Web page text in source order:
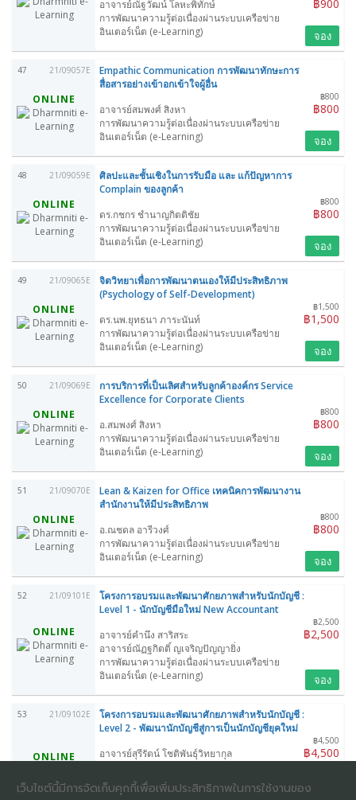
฿900
อาจารย์ณัฐวัฒน์ โลหะพิทักษ์
การพัฒนาความรู้ต่อเนื่องผ่านระบบเครือข่าย
อินเตอร์เน็ต (e-Learning)
จอง
47 21/09057E
ONLINE
Empathic Communication การพัฒนาทักษะการ
สื่อสารอย่างเข้าอกเข้าใจผู้อื่น
฿800
฿800
อาจารย์สมพงศ์ สิงหา
การพัฒนาความรู้ต่อเนื่องผ่านระบบเครือข่าย
อินเตอร์เน็ต (e-Learning)
จอง
48 21/09059E
ONLINE
ศิลปะและชั้นเชิงในการรับมือ และ แก้ปัญหาการ
Complain ของลูกค้า
฿800
฿800
ดร.กชกร ชำนาญกิตติชัย
การพัฒนาความรู้ต่อเนื่องผ่านระบบเครือข่าย
อินเตอร์เน็ต (e-Learning)
จอง
49 21/09065E
ONLINE
จิตวิทยาเพื่อการพัฒนาตนเองให้มีประสิทธิภาพ
(Psychology of Self-Development)
฿1,500
฿1,500
ดร.นพ.ยุทธนา ภาระนันท์
การพัฒนาความรู้ต่อเนื่องผ่านระบบเครือข่าย
อินเตอร์เน็ต (e-Learning)
จอง
50 21/09069E
ONLINE
การบริการที่เป็นเลิศสำหรับลูกค้าองค์กร Service
Excellence for Corporate Clients
฿800
฿800
อ.สมพงศ์ สิงหา
การพัฒนาความรู้ต่อเนื่องผ่านระบบเครือข่าย
อินเตอร์เน็ต (e-Learning)
จอง
51 21/09070E
ONLINE
Lean & Kaizen for Office เทคนิคการพัฒนางาน
สำนักงานให้มีประสิทธิภาพ
฿800
฿800
อ.ณชดล อารีวงศ์
การพัฒนาความรู้ต่อเนื่องผ่านระบบเครือข่าย
อินเตอร์เน็ต (e-Learning)
จอง
52 21/09101E
ONLINE
โครงการอบรมและพัฒนาศักยภาพสำหรับนักบัญชี :
Level 1 - นักบัญชีมือใหม่ New Accountant
฿2,500
฿2,500
อาจารย์คำนึง สาริสระ
อาจารย์ณัฏฐกิตติ์ ญเจริญปัญญายิ่ง
การพัฒนาความรู้ต่อเนื่องผ่านระบบเครือข่าย
อินเตอร์เน็ต (e-Learning)
จอง
53 21/09102E
ONLINE
โครงการอบรมและพัฒนาศักยภาพสำหรับนักบัญชี :
Level 2 - พัฒนานักบัญชีสู่การเป็นนักบัญชียุคใหม่
฿4,500
฿4,500
อาจารย์สุรีรัตน์ โชติพันธุ์วิทยากุล
อาจารย์ณัฏฐกิตติ์ ญเจริญปัญญายิ่ง
การพัฒนาความรู้ต่อเนื่องผ่านระบบเครือข่าย
เว็บไซต์นี้มีการจัดเก็บคุกกี้เพื่อเพิ่มประสิทธิภาพในการใช้งานของ